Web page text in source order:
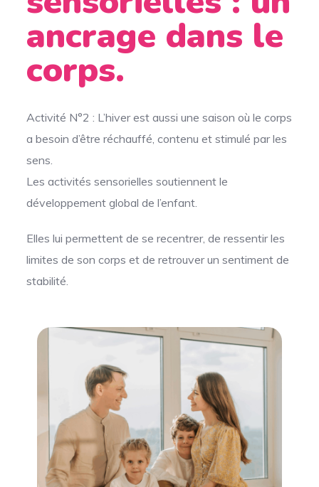
ancrage dans le
corps.
Activité N°2 : L’hiver est aussi une saison où le corps
a besoin d’être réchauffé, contenu et stimulé par les
sens.
Les activités sensorielles soutiennent le
développement global de l’enfant.
Elles lui permettent de se recentrer, de ressentir les
limites de son corps et de retrouver un sentiment de
stabilité.